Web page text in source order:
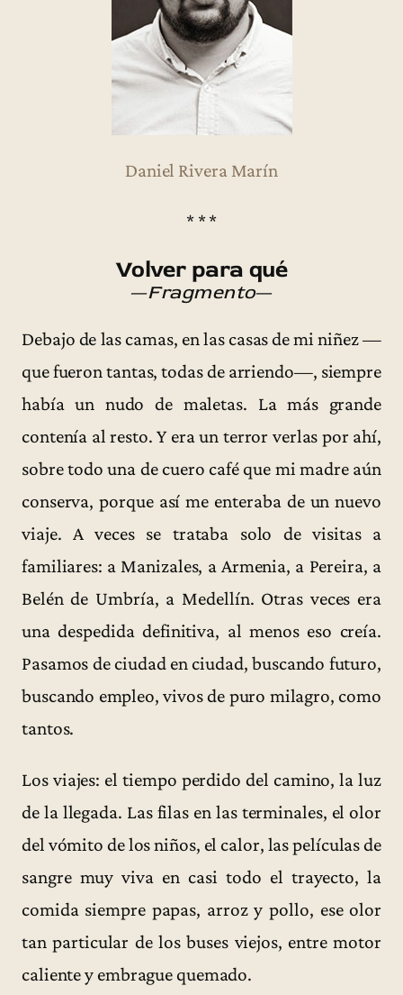
Daniel Rivera Marín
* * *
Volver para qué
—Fragmento—
Debajo de las camas, en las casas de mi niñez —
que fueron tantas, todas de arriendo—, siempre
había un nudo de maletas. La más grande
contenía al resto. Y era un terror verlas por ahí,
sobre todo una de cuero café que mi madre aún
conserva, porque así me enteraba de un nuevo
viaje. A veces se trataba solo de visitas a
familiares: a Manizales, a Armenia, a Pereira, a
Belén de Umbría, a Medellín. Otras veces era
una despedida definitiva, al menos eso creía.
Pasamos de ciudad en ciudad, buscando futuro,
buscando empleo, vivos de puro milagro, como
tantos.
Los viajes: el tiempo perdido del camino, la luz
de la llegada. Las filas en las terminales, el olor
del vómito de los niños, el calor, las películas de
sangre muy viva en casi todo el trayecto, la
comida siempre papas, arroz y pollo, ese olor
tan particular de los buses viejos, entre motor
caliente y embrague quemado.